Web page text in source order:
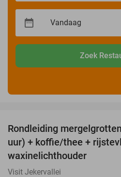
Zoek
Rondleiding
uur) + koffie/thee +
waxinelichthouder
Visit Jekervallei